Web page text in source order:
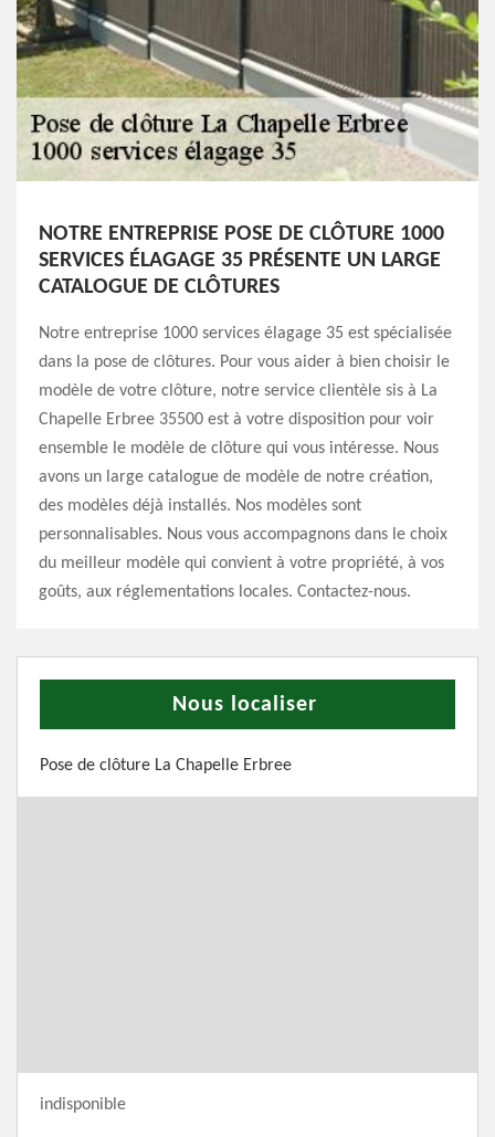
NOTRE ENTREPRISE POSE DE CLÔTURE 1000
SERVICES ÉLAGAGE 35 PRÉSENTE UN LARGE
CATALOGUE DE CLÔTURES
Notre entreprise 1000 services élagage 35 est spécialisée
dans la pose de clôtures. Pour vous aider à bien choisir le
modèle de votre clôture, notre service clientèle sis à La
Chapelle Erbree 35500 est à votre disposition pour voir
ensemble le modèle de clôture qui vous intéresse. Nous
avons un large catalogue de modèle de notre création,
des modèles déjà installés. Nos modèles sont
personnalisables. Nous vous accompagnons dans le choix
du meilleur modèle qui convient à votre propriété, à vos
goûts, aux réglementations locales. Contactez-nous.
Nous localiser
Pose de clôture La Chapelle Erbree
indisponible